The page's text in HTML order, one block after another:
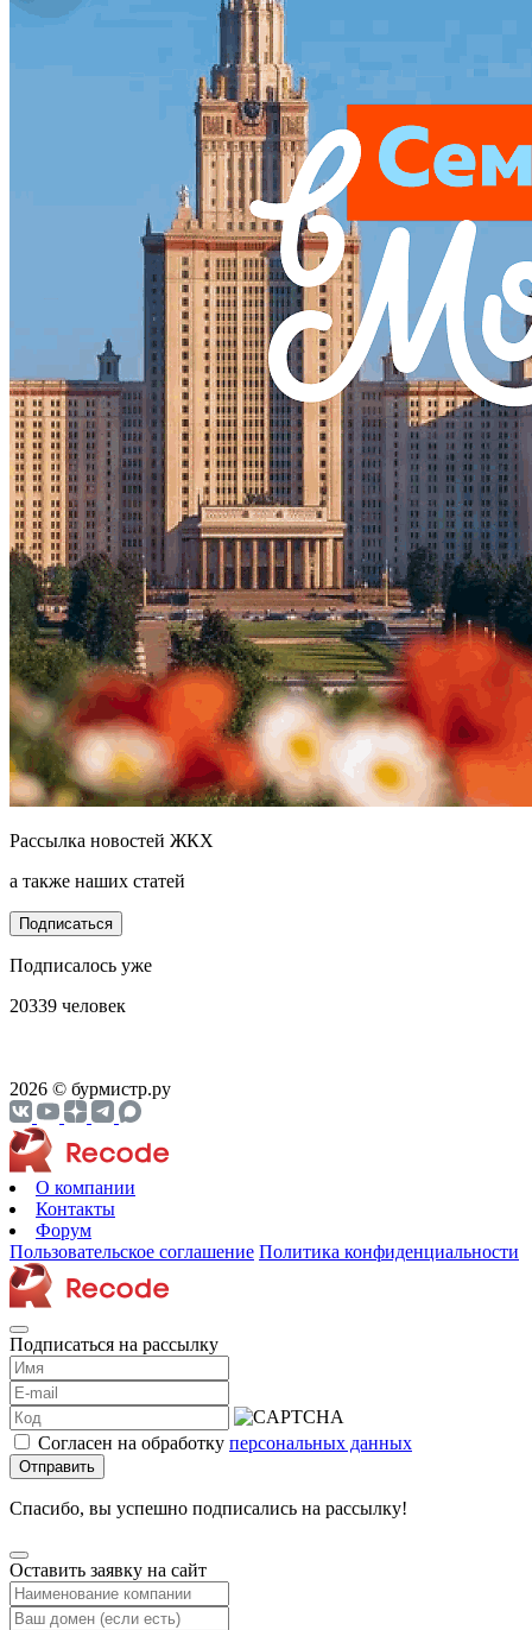
Рассылка новостей ЖКХ
а также наших статей
Подписаться
Подписалось уже
20339 человек
2026 © бурмистр.ру
О компании
Контакты
Форум
Пользовательское соглашение Политика конфиденциальности
Подписаться на рассылку
Согласен на обработку персональных данных
Отправить
Спасибо, вы успешно подписались на рассылку!
Оставить заявку на сайт